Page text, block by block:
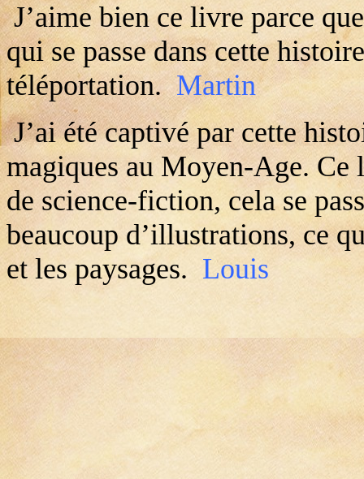
J’aime bien ce livre parce
qui se passe dans cette
téléportation.Martin
J’ai été captivé par cette
magiques au Moyen-Age.
de science-fiction, cela se
beaucoup d’illustrations, ce
et les paysages. Louis